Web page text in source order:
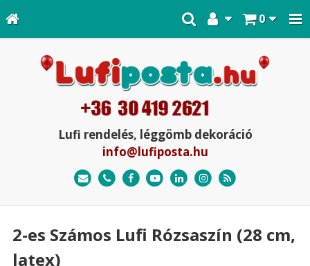
0
Lufi rendelés, léggömb dekoráció
info@lufiposta.hu
2-es Számos Lufi Rózsaszín (28 cm,
latex)